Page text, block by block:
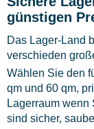
günstigen
Das Lager-Land
verschieden
Wählen Sie den
qm und 60 qm,
Lagerraum
sind sicher,